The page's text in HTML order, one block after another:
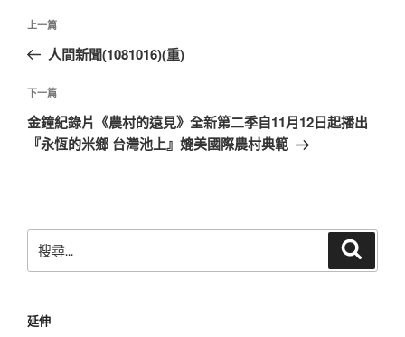
文
導
覽
上
一
文
章
上一篇
人間新聞(1081016)(重)
下
一
篇
下一篇
金鐘紀錄片《農村的遠見》全新第二季自11月12日起播出
『永恆的米鄉 台灣池上』媲美國際農村典範
尋
字:
延伸